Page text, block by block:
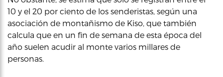
10 y el 20 por ciento de los senderistas, según una
asociación de montañismo de Kiso, que también
calcula que en un fin de semana de esta época del
año suelen acudir al monte varios millares de
personas.